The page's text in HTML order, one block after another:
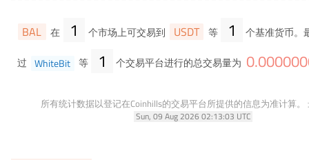
BAL 在 1 个市场上可交易到 USDT 等 1 个基准货币。
过 WhiteBit 等 1 个交易平台进行的总交易量为 0.
所有统计数据以登记在Coinhills的交易平台所提供的信息为准计算。
Sun, 09 Aug 2026 02:13:03 UTC